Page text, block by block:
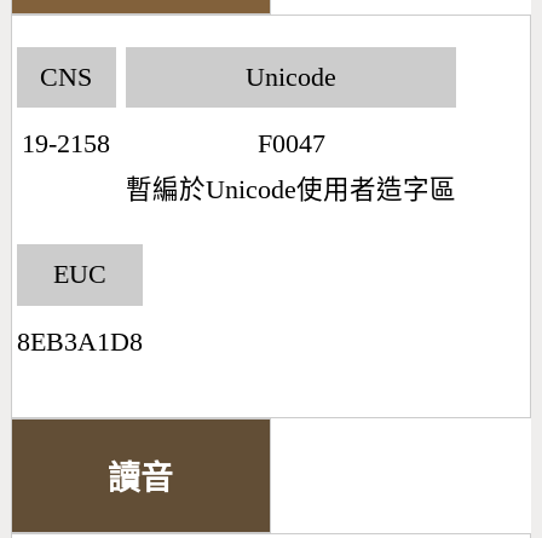
CNS
19-2158
Unicode
F0047
暫編於Unicode使用者造字區
EUC
8EB3A1D8
讀音